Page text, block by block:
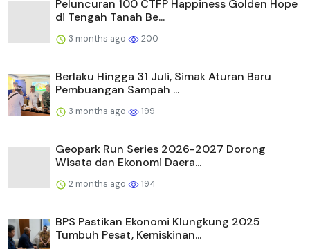
Peluncuran 100 CTFP Happiness Golden Hope
di Tengah Tanah Be...
3 months ago 200
Berlaku Hingga 31 Juli, Simak Aturan Baru
Pembuangan Sampah ...
3 months ago 199
Geopark Run Series 2026-2027 Dorong
Wisata dan Ekonomi Daera...
2 months ago 194
BPS Pastikan Ekonomi Klungkung 2025
Tumbuh Pesat, Kemiskinan...